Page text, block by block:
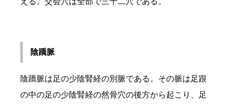
陰蹻脈
陰蹻脈は足の少陰腎経の別脈である。その脈は足跟
の中の足の少陰腎経の然骨穴の後方から起こり、足